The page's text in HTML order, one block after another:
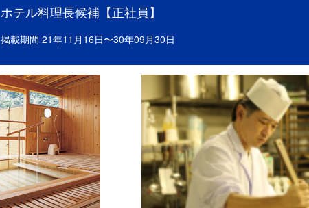
ホテル料理長候補【正社員】
掲載期間 21年11月16日〜30年09月30日